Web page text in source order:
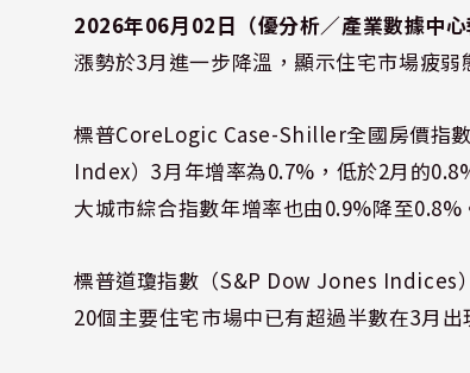
2026年06月02日（優分析／產業數據中心
漲勢於3月進一步降溫，顯示住宅市場疲弱
標普CoreLogic Case-Shiller全國房價指
Index）3月年增率為0.7%，低於2月的
大城市綜合指數年增率也由0.9%降至0.8%
標普道瓊指數（S&P Dow Jones Indices
20個主要住宅市場中已有超過半數在3月